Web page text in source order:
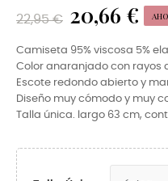
22,95 € 20,66 €
Camiseta 95% viscosa 5%
Color anaranjado con rayos
Escote redondo abierto y
Diseño muy cómodo y muy
Talla única. largo 63 cm,